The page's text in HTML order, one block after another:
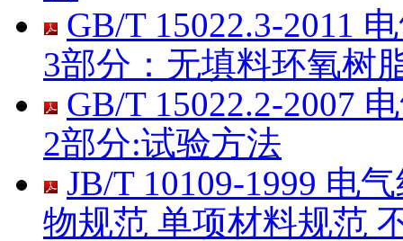
GB/T 15022.3-2011
3部分：无填料环氧树
GB/T 15022.2-2007
2部分:试验方法
JB/T 10109-1999 电
物规范 单项材料规范